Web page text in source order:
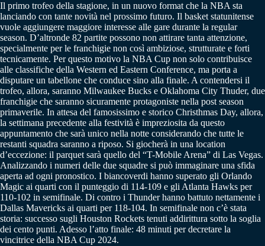
Il primo trofeo della stagione, in un nuovo format che la NBA sta
lanciando con tante novità nel prossimo futuro. Il basket statunitense
vuole aggiungere maggiore interesse alle gare durante la regular
season. D’altronde 82 partite possono non attirare tanta attenzione,
specialmente per le franchigie non così ambiziose, strutturate e forti
tecnicamente. Per questo motivo la NBA Cup non solo contribuisce
alle classifiche della Western ed Eastern Conference, ma porta a
disputare un tabellone che conduce sino alla finale. A contendersi il
trofeo, allora, saranno Milwaukee Bucks e Oklahoma City Thuder, due
franchigie che saranno sicuramente protagoniste nella post season
primaverile. In attesa del famosissimo e storico Christhmas Day, allora,
la settimana precedente alla festività è impreziosita da questo
appuntamento che sarà unico nella notte considerando che tutte le
restanti squadra saranno a riposo. Si giocherà in una location
d’eccezione: il parquet sarà quello del “T-Mobile Arena” di Las Vegas.
Analizzando i numeri delle due squadre si può immaginare una sfida
aperta ad ogni pronostico. I biancoverdi hanno superato gli Orlando
Magic ai quarti con il punteggio di 114-109 e gli Atlanta Hawks per
110-102 in semifinale. Di contro i Thunder hanno battuto nettamente i
Dallas Mavericks ai quarti per 118-104. In semifinale non c’è stata
storia: successo sugli Houston Rockets tenuti addirittura sotto la soglia
dei cento punti. Adesso l’atto finale: 48 minuti per decretare la
vincitrice della NBA Cup 2024.